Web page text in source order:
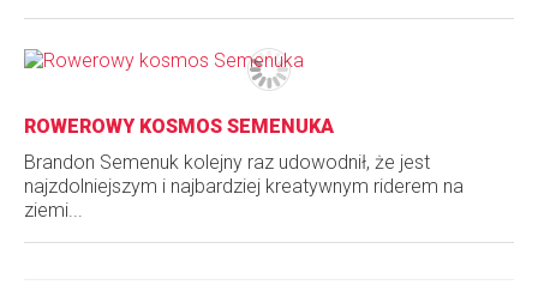
ROWEROWY KOSMOS SEMENUKA
Brandon Semenuk kolejny raz udowodnił, że jest
najzdolniejszym i najbardziej kreatywnym riderem na
ziemi...